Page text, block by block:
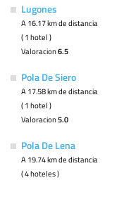
Lugones
A 16.17 km de distancia
( 1 hotel )
Valoracion6.5
Pola De Siero
A 17.58 km de distancia
( 1 hotel )
Valoracion5.0
Pola De Lena
A 19.74 km de distancia
( 4 hoteles )